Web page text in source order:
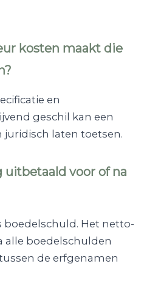
kosten maakt die
en
geschil kan een
juridisch laten toetsen.
voor of na
boedelschuld. Het netto-
alle boedelschulden
de erfgenamen